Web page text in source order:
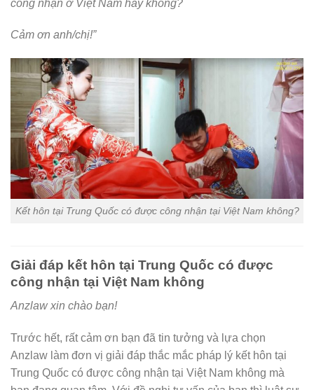
công nhận ở Việt Nam hay không?
Cảm ơn anh/chị!”
Kết hôn tại Trung Quốc có được công nhận tại Việt Nam không?
Giải đáp kết hôn tại Trung Quốc có được
công nhận tại Việt Nam không
Anzlaw xin chào bạn!
Trước hết, rất cảm ơn bạn đã tin tưởng và lựa chọn
Anzlaw làm đơn vị giải đáp thắc mắc pháp lý kết hôn tại
Trung Quốc có được công nhận tại Việt Nam không mà